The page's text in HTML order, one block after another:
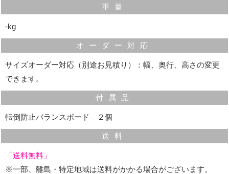
本体をずらしたいときでも楽に動かせます。
重量
‐kg
オーダー対応
サイズオーダー対応（別途お見積り）：幅、奥行、高さの変更
できます。
付属品
転倒防止バランスボード ２個
送料
「送料無料」
※一部、離島・特定地域は送料がかかる場合がございます。